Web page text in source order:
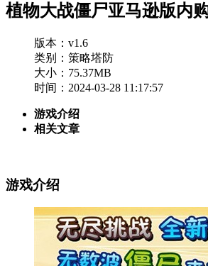
植物大战僵尸亚马逊版内
版本：v1.6
类别：策略塔防
大小：75.37MB
时间：2024-03-28 11:17:57
游戏介绍
相关文章
游戏介绍